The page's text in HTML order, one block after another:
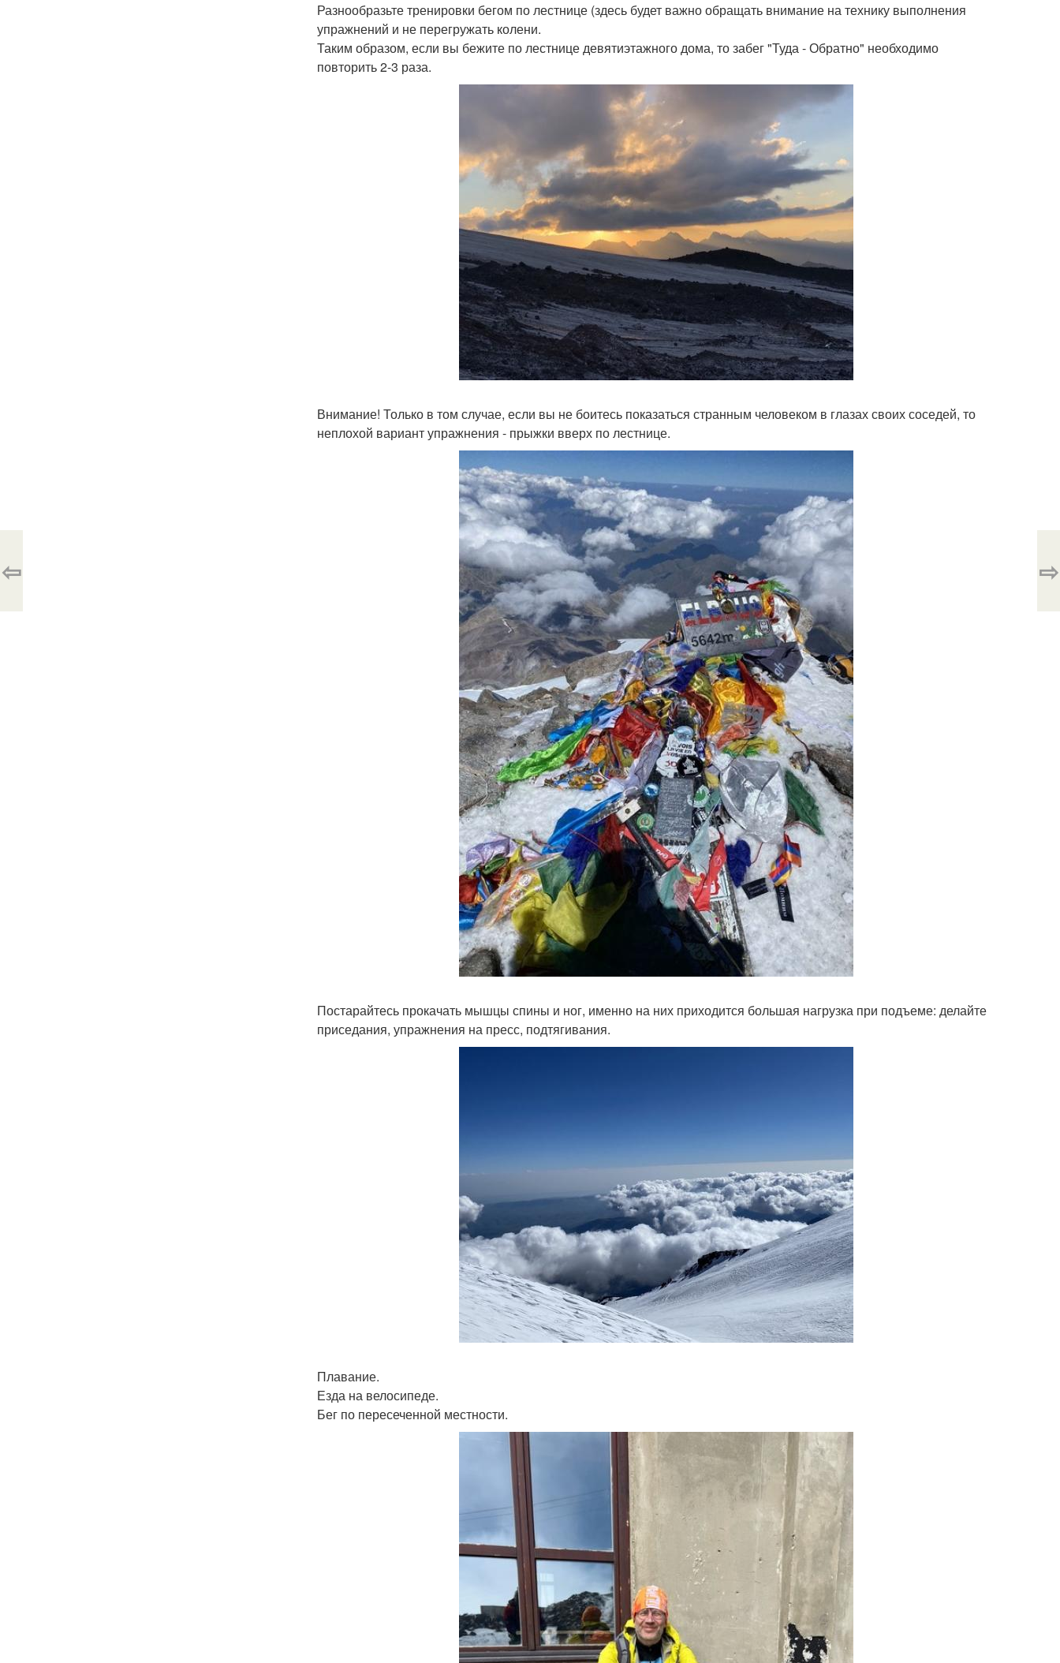
Разнообразьте тренировки бегом по лестнице (здесь будет важно обращать внимание на технику выполнения
упражнений и не перегружать колени.
Таким образом, если вы бежите по лестнице девятиэтажного дома, то забег "Туда - Обратно" необходимо
повторить 2-3 раза.
Внимание! Только в том случае, если вы не боитесь показаться странным человеком в глазах своих соседей, то
неплохой вариант упражнения - прыжки вверх по лестнице.
Постарайтесь прокачать мышцы спины и ног, именно на них приходится большая нагрузка при подъеме: делайте
приседания, упражнения на пресс, подтягивания.
Плавание.
Езда на велосипеде.
Бег по пересеченной местности.
⇦ ⇨